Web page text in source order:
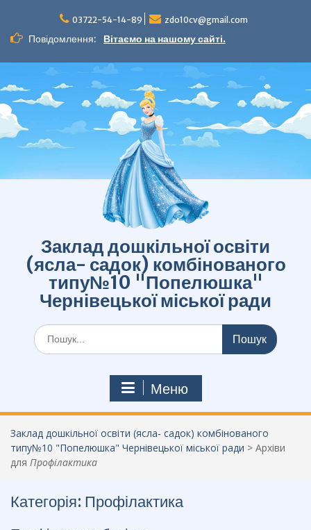
вмісту
03722-54-14-89 zdo10cv@gmail.com
Повідомлення: Вітаємо на нашому сайті.
Заклад дошкільної освіти
(ясла- садок) комбінованого
типу№10 "Попелюшка"
Чернівецької міської ради
Шукати:
Меню
Заклад дошкільної освіти (ясла- садок) комбінованого
типу№10 "Попелюшка" Чернівецької міської ради > Архіви
для Профілактика
Категорія: Профілактика